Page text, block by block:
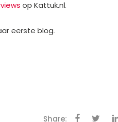
op Kattuk.nl.
eerste blog.
Share: